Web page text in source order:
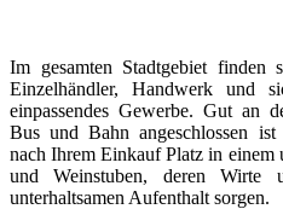
Im gesamten Stadtgebiet finden
Einzelhändler, Handwerk und
einpassendes Gewerbe. Gut an
Bus und Bahn angeschlossen
nach Ihrem Einkauf Platz in einem
und Weinstuben, deren Wirte
unterhaltsamen Aufenthalt sorgen.